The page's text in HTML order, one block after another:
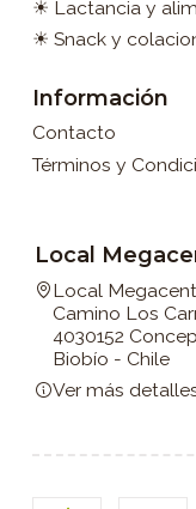
☀ Lactancia y
☀ Snack y
Información
Contacto
Términos y
Local
Local
Camino Los
4030152
Biobío - Chile
Ver más